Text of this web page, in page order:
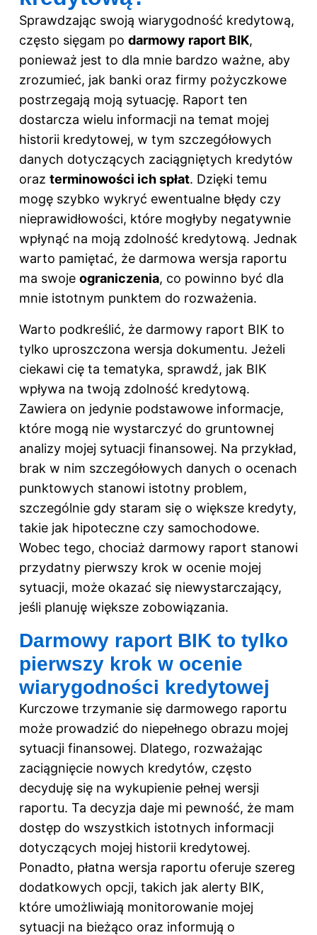
Sprawdzając swoją wiarygodność kredytową,
często sięgam po darmowy raport BIK,
ponieważ jest to dla mnie bardzo ważne, aby
zrozumieć, jak banki oraz firmy pożyczkowe
postrzegają moją sytuację. Raport ten
dostarcza wielu informacji na temat mojej
historii kredytowej, w tym szczegółowych
danych dotyczących zaciągniętych kredytów
oraz terminowości ich spłat. Dzięki temu
mogę szybko wykryć ewentualne błędy czy
nieprawidłowości, które mogłyby negatywnie
wpłynąć na moją zdolność kredytową. Jednak
warto pamiętać, że darmowa wersja raportu
ma swoje ograniczenia, co powinno być dla
mnie istotnym punktem do rozważenia.
Warto podkreślić, że darmowy raport BIK to
tylko uproszczona wersja dokumentu. Jeżeli
ciekawi cię ta tematyka, sprawdź, jak BIK
wpływa na twoją zdolność kredytową.
Zawiera on jedynie podstawowe informacje,
które mogą nie wystarczyć do gruntownej
analizy mojej sytuacji finansowej. Na przykład,
brak w nim szczegółowych danych o ocenach
punktowych stanowi istotny problem,
szczególnie gdy staram się o większe kredyty,
takie jak hipoteczne czy samochodowe.
Wobec tego, chociaż darmowy raport stanowi
przydatny pierwszy krok w ocenie mojej
sytuacji, może okazać się niewystarczający,
jeśli planuję większe zobowiązania.
Darmowy raport BIK to tylko
pierwszy krok w ocenie
wiarygodności kredytowej
Kurczowe trzymanie się darmowego raportu
może prowadzić do niepełnego obrazu mojej
sytuacji finansowej. Dlatego, rozważając
zaciągnięcie nowych kredytów, często
decyduję się na wykupienie pełnej wersji
raportu. Ta decyzja daje mi pewność, że mam
dostęp do wszystkich istotnych informacji
dotyczących mojej historii kredytowej.
Ponadto, płatna wersja raportu oferuje szereg
dodatkowych opcji, takich jak alerty BIK,
które umożliwiają monitorowanie mojej
sytuacji na bieżąco oraz informują o